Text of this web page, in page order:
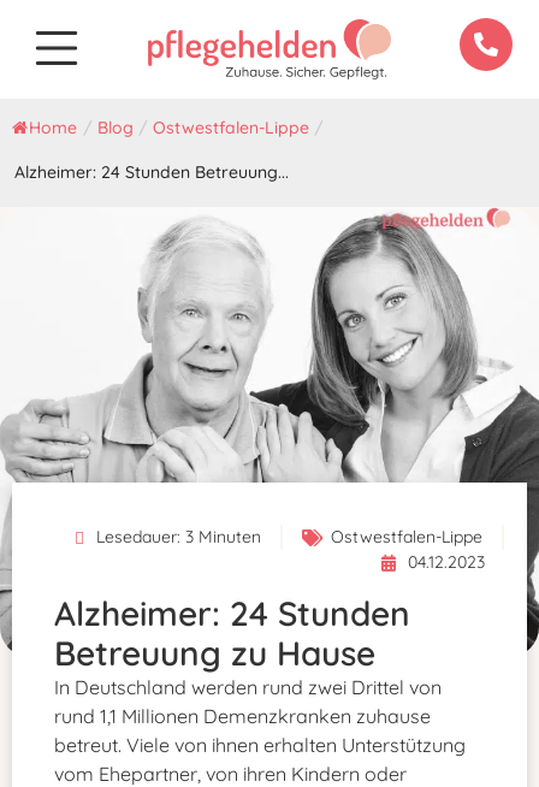
Home / Blog / Ostwestfalen-Lippe /
Alzheimer: 24 Stunden Betreuung...
Lesedauer: 3 Minuten
Ostwestfalen-Lippe
04.12.2023
Alzheimer: 24 Stunden
Betreuung zu Hause
In Deutschland werden rund zwei Drittel von
rund 1,1 Millionen Demenzkranken zuhause
betreut. Viele von ihnen erhalten Unterstützung
vom Ehepartner, von ihren Kindern oder